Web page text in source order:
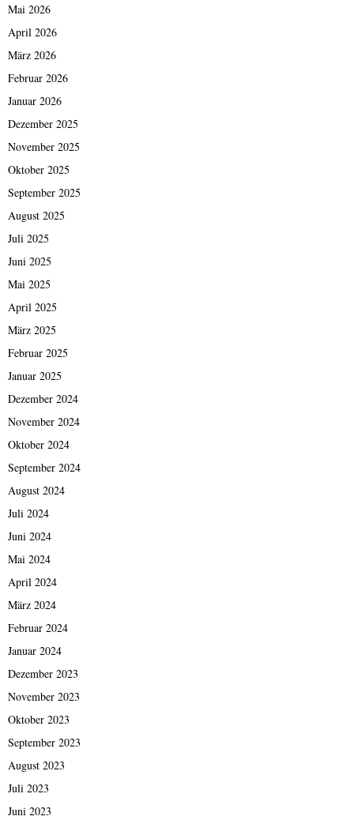
Mai 2026
April 2026
März 2026
Februar 2026
Januar 2026
Dezember 2025
November 2025
Oktober 2025
September 2025
August 2025
Juli 2025
Juni 2025
Mai 2025
April 2025
März 2025
Februar 2025
Januar 2025
Dezember 2024
November 2024
Oktober 2024
September 2024
August 2024
Juli 2024
Juni 2024
Mai 2024
April 2024
März 2024
Februar 2024
Januar 2024
Dezember 2023
November 2023
Oktober 2023
September 2023
August 2023
Juli 2023
Juni 2023